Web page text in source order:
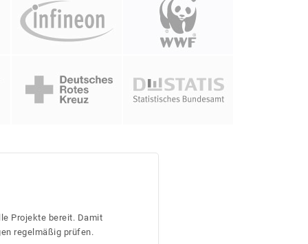
Projekte bereit. Damit
regelmäßig prüfen.